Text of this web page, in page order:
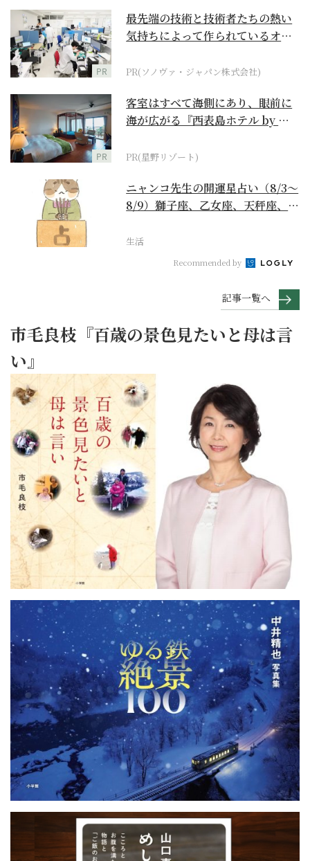
PR
最先端の技術と技術者たちの熱い
気持ちによって作られているオー
PR(ソノヴァ・ジャパン株式会社)
PR
客室はすべて海側にあり、眼前に
海が広がる『西表島ホテル by 星
PR(星野リゾート)
ニャンコ先生の開運星占い（8/3～
8/9）獅子座、乙女座、天秤座、蠍
生活
Recommended by
記事一覧へ
市毛良枝『百歳の景色見たいと母は言
い』